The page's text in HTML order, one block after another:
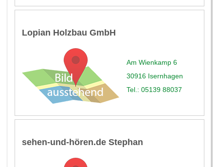
Lopian Holzbau GmbH
Am Wienkamp 6
30916 Isernhagen
Tel.: 05139 88037
sehen-und-hören.de Stephan